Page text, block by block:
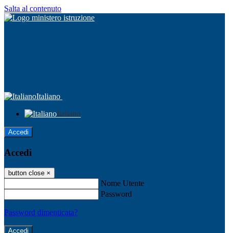
Salta al contenuto
Italiano
Italiano
Accedi
Accedi
button close ×
Nome Utente
Password
Password dimenticata?